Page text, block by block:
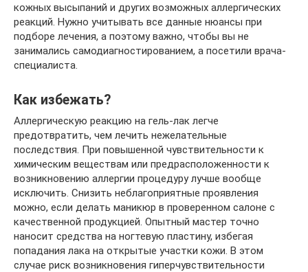
кожных высыпаний и других возможных аллергических
реакций. Нужно учитывать все данные нюансы при
подборе лечения, а поэтому важно, чтобы вы не
занимались самодиагностированием, а посетили врача-
специалиста.
Как избежать?
Аллергическую реакцию на гель-лак легче
предотвратить, чем лечить нежелательные
последствия. При повышенной чувствительности к
химическим веществам или предрасположенности к
возникновению аллергии процедуру лучше вообще
исключить. Снизить неблагоприятные проявления
можно, если делать маникюр в проверенном салоне с
качественной продукцией. Опытный мастер точно
наносит средства на ногтевую пластину, избегая
попадания лака на открытые участки кожи. В этом
случае риск возникновения гиперчувствительности